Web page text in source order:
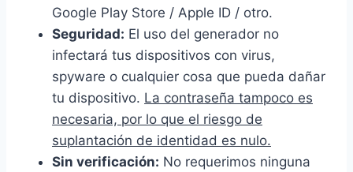
Google Play Store / Apple ID / otro.
Seguridad: El uso del generador no
infectará tus dispositivos con virus,
spyware o cualquier cosa que pueda dañar
tu dispositivo. La contraseña tampoco es
necesaria, por lo que el riesgo de
suplantación de identidad es nulo.
Sin verificación: No requerimos ninguna